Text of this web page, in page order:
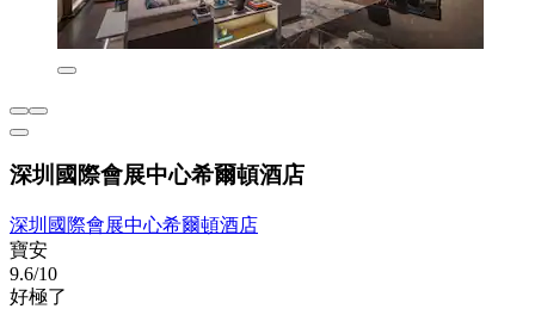
深圳國際會展中心希爾頓酒店
深圳國際會展中心希爾頓酒店
寶安
9.6/10
好極了